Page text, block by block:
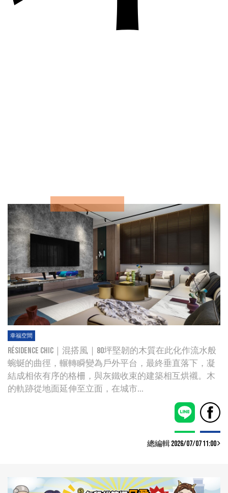
幸福空間
Résidence Chic｜混搭風｜80坪堅韌的木質在此化作流水般
蜿蜒的曲徑，輾轉瞬變為戶外平台，最終垂直落下，凝
結成相依有序的格柵，與灰鐵收束的建築相互烘襯。木
的軌跡從地面延伸至立面，在城市...
總編輯 2026/07/07 11:00